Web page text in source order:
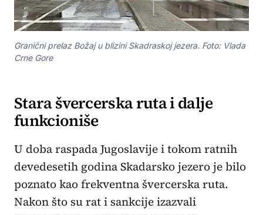
Granični prelaz Božaj u blizini Skadraskoj jezera. Foto: Vlada
Crne Gore
Stara švercerska ruta i dalje
funkcioniše
U doba raspada Jugoslavije i tokom ratnih
devedesetih godina Skadarsko jezero je bilo
poznato kao frekventna švercerska ruta.
Nakon što su rat i sankcije izazvali